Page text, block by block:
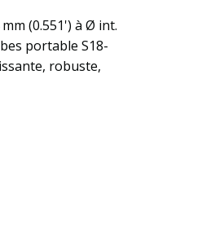
(0.551') à Ø int.
portable S18-
robuste,